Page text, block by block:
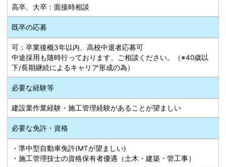
高卒、大卒：面接時相談
既卒の応募
可：卒業後概3年以内、高校中退者応募可
中途採用も随時行っております、ご相談ください。（※40歳以
下/長期継続によるキャリア形成の為）
必要な経験等
建設業作業経験・施工管理経験があることが望ましい
必要な免許・資格
・準中型自動車免許(MTが望ましい)
・施工管理技士の資格保有者優遇（土木・建築・管工事）